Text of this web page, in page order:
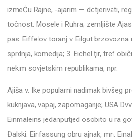
izmeĊu Rajne, -ajarim — dotjerivati,
toĉnost. Mosele i Ruhra; zemljište
pas. Eiffelov toranj v. Eilgut brzovozna
sprdnja, komedija; 3. Eichel ţir, tref
nekim sovjetskim republikama, npr.
Ajiša v. Ike popularni nadimak bivšeg
kuknjava, vapaj, zapomaganje; USA
Einmaleins jedanputjed osobito u ra
Đalski. Einfassung obru ajnak, mn.